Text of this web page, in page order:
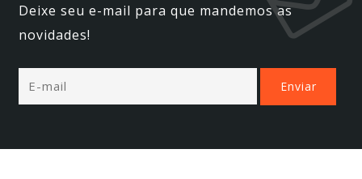
Deixe seu e-mail para que mandemos as
novidades!